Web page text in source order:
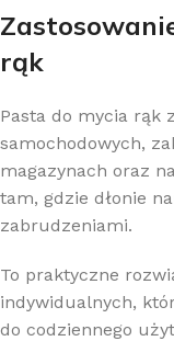
rąk
Pasta do mycia rąk
samochodowych,
magazynach oraz
tam, gdzie dłonie
zabrudzeniami.
To praktyczne
indywidualnych,
do codziennego